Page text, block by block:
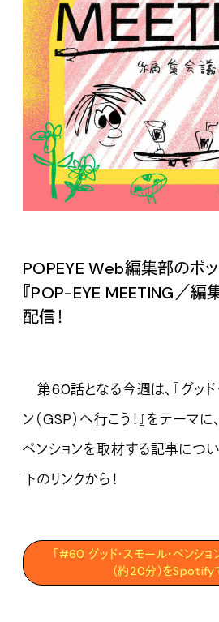
POPEYE Web編集部のポッ
『POP-EYE MEETING／編
配信！
第60話となる今週は、『グッド
ン（GSP）へ行こう！』をテーマ
ペンションを取材する記事につ
下のリンクから！
「#60 グッド・スモール・ペンション
（約20分）をSpotify